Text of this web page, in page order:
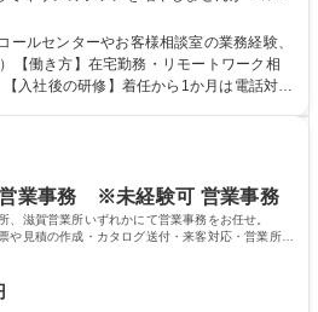
りに活かしていく上で、窓口となるお客
す。お客様からの声に迅速かつ誠意をも
グループ内活動に反映しています。 【具
職種 中野本社【お客様
り良い商品づくりへ貢献
ールセンターやお客様相談室の業務経験、
【働き方】在宅勤務・リモートワーク相
について】キリングループの広報機能を担
を大切にし、磨き上げたホスピタリティ
とりながら広報関連業務を行っておりま
営業事務 ※未経験可 営業事務
、滋賀営業所いずれかにて営業事務をお任せ。
や見積の作成・カタログ送付・来客対応・営業所内
せ。